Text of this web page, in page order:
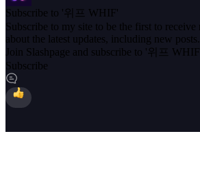
Subscribe to '위프 WHIF'
Subscribe to my site to be the first to
about the latest updates, including new posts.
Join Slashpage and subscribe to '위프
Subscribe